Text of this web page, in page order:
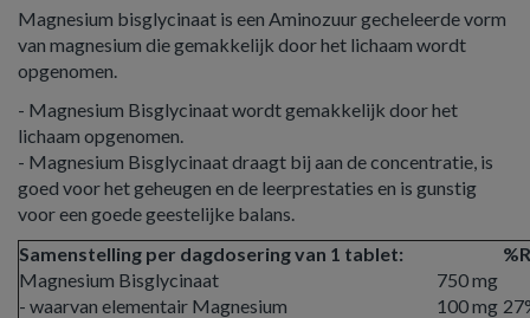
Magnesium bisglycinaat is een Aminozuur gecheleerde vorm
van magnesium die gemakkelijk door het lichaam wordt
opgenomen.
- Magnesium Bisglycinaat wordt gemakkelijk door het
lichaam opgenomen.
- Magnesium Bisglycinaat draagt bij aan de concentratie, is
goed voor het geheugen en de leerprestaties en is gunstig
voor een goede geestelijke balans.
Samenstelling per dagdosering van 1 tablet:
Magnesium Bisglycinaat
- waarvan elementair Magnesium
750 mg
100 mg